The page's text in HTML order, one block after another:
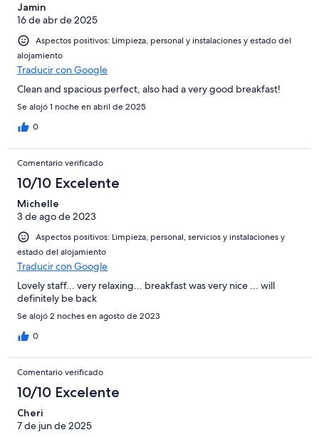
Jamin
16 de abr de 2025
Aspectos positivos: Limpieza, personal y instalaciones y estado del
alojamiento
Traducir con Google
Clean and spacious perfect, also had a very good breakfast!
Se alojó 1 noche en abril de 2025
0
Comentario verificado
10/10 Excelente
Michelle
3 de ago de 2023
Aspectos positivos: Limpieza, personal, servicios y instalaciones y
estado del alojamiento
Traducir con Google
Lovely staff... very relaxing... breakfast was very nice ... will
definitely be back
Se alojó 2 noches en agosto de 2023
0
Comentario verificado
10/10 Excelente
Cheri
7 de jun de 2025